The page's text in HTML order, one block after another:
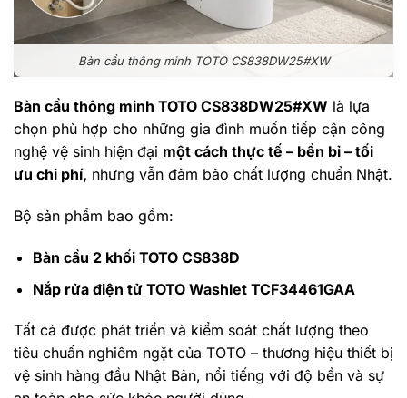
Bàn cầu thông minh TOTO CS838DW25#XW
Bàn cầu thông minh TOTO CS838DW25#XW là lựa
chọn phù hợp cho những gia đình muốn tiếp cận công
nghệ vệ sinh hiện đại một cách thực tế – bền bỉ – tối
ưu chi phí, nhưng vẫn đảm bảo chất lượng chuẩn Nhật.
Bộ sản phẩm bao gồm:
Bàn cầu 2 khối TOTO CS838D
Nắp rửa điện tử TOTO Washlet TCF34461GAA
Tất cả được phát triển và kiểm soát chất lượng theo
tiêu chuẩn nghiêm ngặt của TOTO – thương hiệu thiết bị
vệ sinh hàng đầu Nhật Bản, nổi tiếng với độ bền và sự